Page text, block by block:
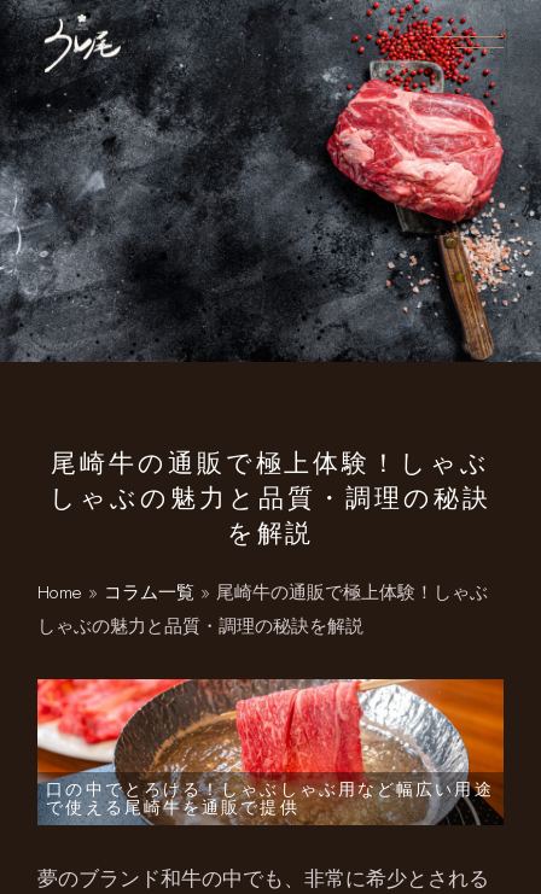
尾崎牛の通販で極上体験！
しゃぶ
しゃぶの魅力と品質・調理の秘訣
を解説
Home » コラム一覧 »尾崎牛の通販で極上体験！しゃぶ
しゃぶの魅力と品質・調理の秘訣を解説
口の中でとろける！しゃぶしゃぶ用など幅広い用途
で使える尾崎牛を通販で提供
夢のブランド和牛の中でも、非常に希少とされる